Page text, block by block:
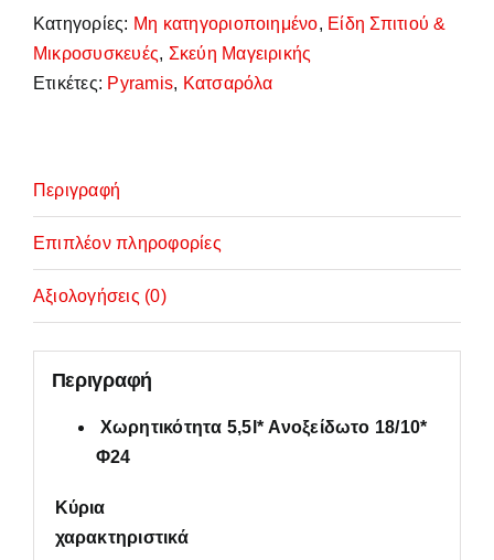
ποσότητα
Κατηγορίες: Μη κατηγοριοποιημένο, Είδη Σπιτιού &
Μικροσυσκευές, Σκεύη Μαγειρικής
Ετικέτες: Pyramis, Κατσαρόλα
Περιγραφή
Επιπλέον πληροφορίες
Αξιολογήσεις (0)
Περιγραφή
Χωρητικότητα 5,5l* Ανοξείδωτο 18/10*
Φ24
Κύρια
χαρακτηριστικά